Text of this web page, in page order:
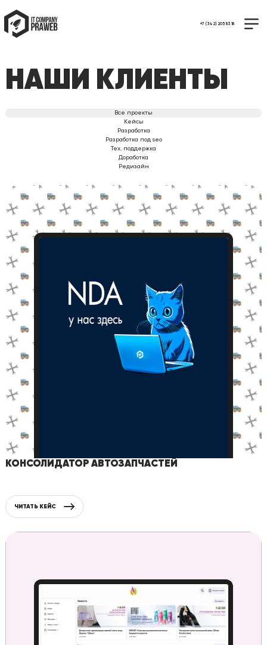
+7 (342) 205 83 18
НАШИ КЛИЕНТЫ
Все проекты
Кейсы
Разработка
Разработка под seo
Тех. поддержка
Доработка
Редизайн
КОНСОЛИДАТОР АВТОЗАПЧАСТЕЙ
ЧИТАТЬ КЕЙС